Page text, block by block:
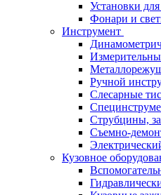
Установки
Фонари и
Инструмент
Ручной
Слесарные
Струбцины,
Съемно-
Кузовное